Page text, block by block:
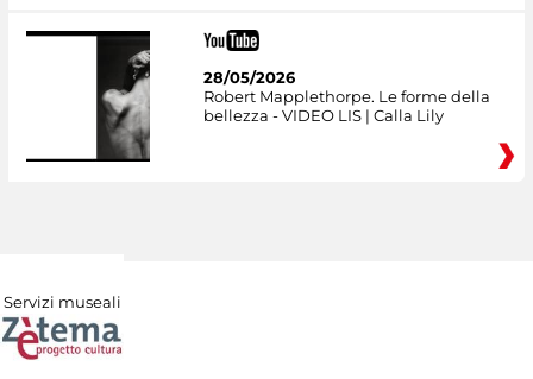
28/05/2026
Robert Mapplethorpe. Le forme della
bellezza - VIDEO LIS | Calla Lily
Servizi museali